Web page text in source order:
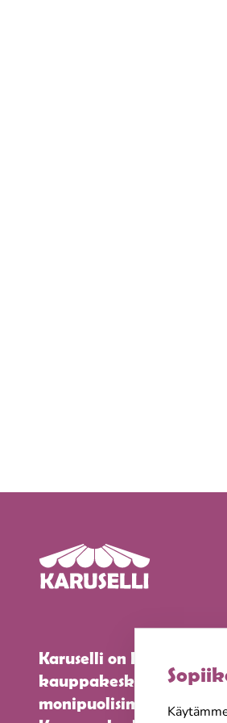
Karuselli on Keravan
kauppakeskus. Löydät
monipuolisimman